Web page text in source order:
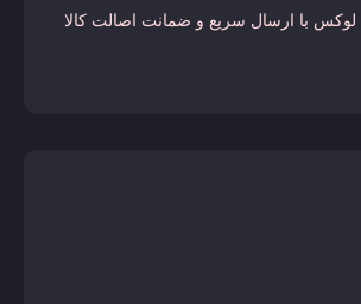
با ارسال سریع و ضمانت اصالت کالا